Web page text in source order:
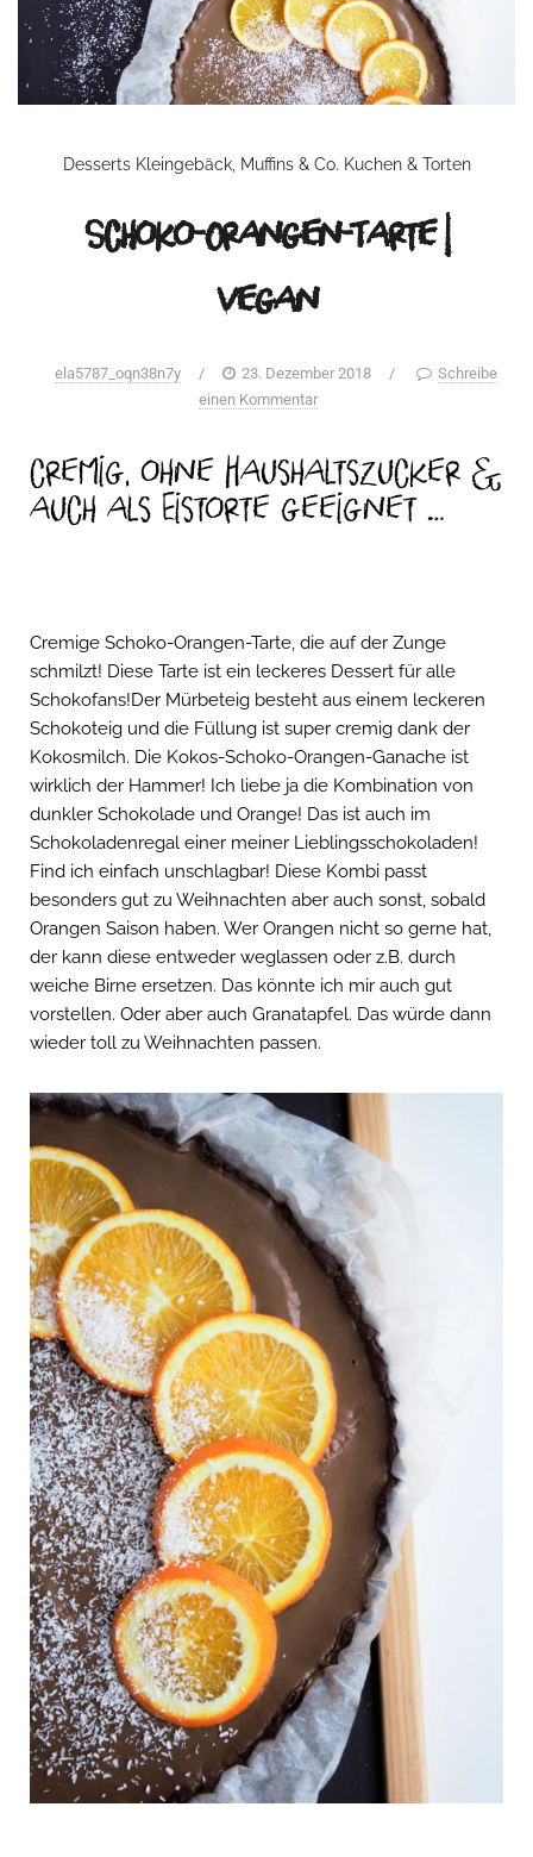
Desserts Kleingebäck, Muffins & Co. Kuchen & Torten
Schoko-Orangen-Tarte |
vegan
ela5787_oqn38n7y / 23. Dezember 2018 /
Schreibe
einen Kommentar
cremig, ohne Haushaltszucker &
auch als Eistorte geeignet …
Cremige Schoko-Orangen-Tarte, die auf der Zunge
schmilzt! Diese Tarte ist ein leckeres Dessert für alle
Schokofans!Der Mürbeteig besteht aus einem leckeren
Schokoteig und die Füllung ist super cremig dank der
Kokosmilch. Die Kokos-Schoko-Orangen-Ganache ist
wirklich der Hammer! Ich liebe ja die Kombination von
dunkler Schokolade und Orange! Das ist auch im
Schokoladenregal einer meiner Lieblingsschokoladen!
Find ich einfach unschlagbar! Diese Kombi passt
besonders gut zu Weihnachten aber auch sonst, sobald
Orangen Saison haben. Wer Orangen nicht so gerne hat,
der kann diese entweder weglassen oder z.B. durch
weiche Birne ersetzen. Das könnte ich mir auch gut
vorstellen. Oder aber auch Granatapfel. Das würde dann
wieder toll zu Weihnachten passen.